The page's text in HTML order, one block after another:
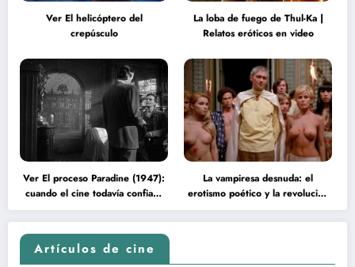
Ver El helicóptero del
crepúsculo
La loba de fuego de Thul-Ka |
Relatos eróticos en video
Ver El proceso Paradine (1947):
cuando el cine todavía confiaba
en la inteligencia del espectador
La vampiresa desnuda: el
erotismo poético y la revolución
psicodélica de Jean Rollin
Artículos de cine